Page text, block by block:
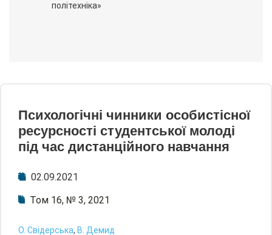
політехніка»
Психологічні чинники особистісної
ресурсності студентської молоді
під час дистанційного навчання
02.09.2021
Том 16, № 3, 2021
О. Свідерська, В. Демид